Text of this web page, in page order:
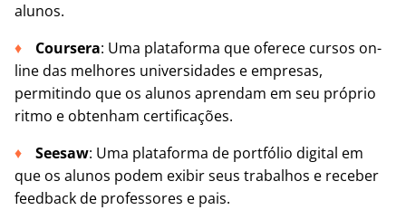
alunos.
Coursera: Uma plataforma que oferece cursos on-
line das melhores universidades e empresas,
permitindo que os alunos aprendam em seu próprio
ritmo e obtenham certificações.
Seesaw: Uma plataforma de portfólio digital em
que os alunos podem exibir seus trabalhos e receber
feedback de professores e pais.